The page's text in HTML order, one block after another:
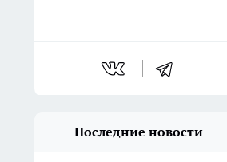
Последние новости